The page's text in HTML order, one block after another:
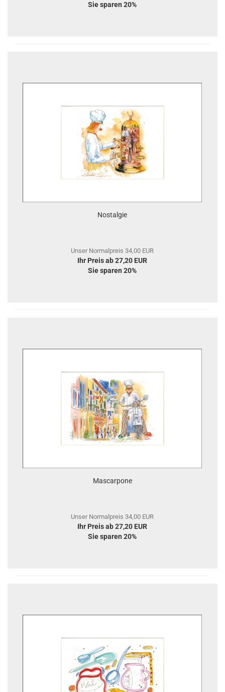
Sie sparen 20%
Nostalgie
Unser Normalpreis 34,00 EUR
Ihr Preis ab 27,20 EUR
Sie sparen 20%
Mascarpone
Unser Normalpreis 34,00 EUR
Ihr Preis ab 27,20 EUR
Sie sparen 20%